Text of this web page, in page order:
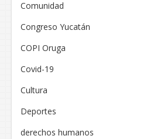
Comunidad
Congreso Yucatán
COPI Oruga
Covid-19
Cultura
Deportes
derechos humanos